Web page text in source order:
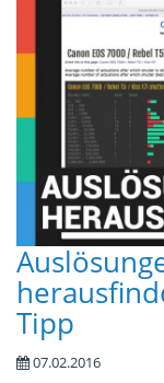
Tipp
07.02.2016